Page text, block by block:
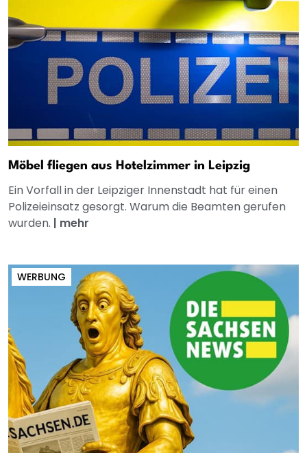
Möbel fliegen aus Hotelzimmer in Leipzig
Ein Vorfall in der Leipziger Innenstadt hat für einen
Polizeieinsatz gesorgt. Warum die Beamten gerufen
wurden. | mehr
WERBUNG